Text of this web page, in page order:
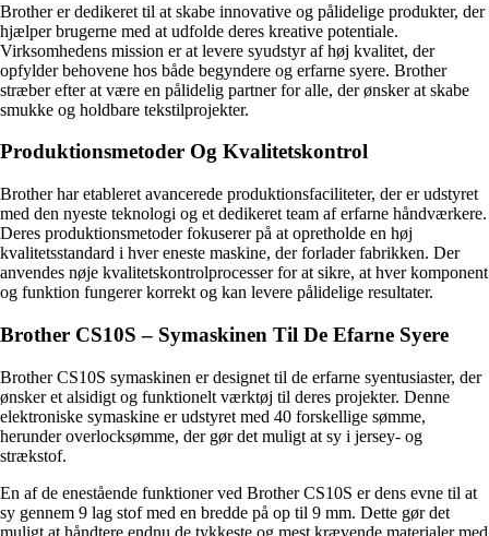
Brother er dedikeret til at skabe innovative og pålidelige produkter, der
hjælper brugerne med at udfolde deres kreative potentiale.
Virksomhedens mission er at levere syudstyr af høj kvalitet, der
opfylder behovene hos både begyndere og erfarne syere. Brother
stræber efter at være en pålidelig partner for alle, der ønsker at skabe
smukke og holdbare tekstilprojekter.
Produktionsmetoder Og Kvalitetskontrol
Brother har etableret avancerede produktionsfaciliteter, der er udstyret
med den nyeste teknologi og et dedikeret team af erfarne håndværkere.
Deres produktionsmetoder fokuserer på at opretholde en høj
kvalitetsstandard i hver eneste maskine, der forlader fabrikken. Der
anvendes nøje kvalitetskontrolprocesser for at sikre, at hver komponent
og funktion fungerer korrekt og kan levere pålidelige resultater.
Brother CS10S – Symaskinen Til De Efarne Syere
Brother CS10S symaskinen er designet til de erfarne syentusiaster, der
ønsker et alsidigt og funktionelt værktøj til deres projekter. Denne
elektroniske symaskine er udstyret med 40 forskellige sømme,
herunder overlocksømme, der gør det muligt at sy i jersey- og
strækstof.
En af de enestående funktioner ved Brother CS10S er dens evne til at
sy gennem 9 lag stof med en bredde på op til 9 mm. Dette gør det
muligt at håndtere endnu de tykkeste og mest krævende materialer med